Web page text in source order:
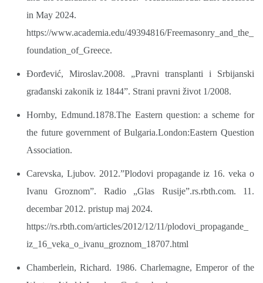
in May 2024.
https://www.academia.edu/49394816/Freemasonry_and_the_
foundation_of_Greece.
Đorđević, Miroslav.2008. „Pravni transplanti i Srbijanski
građanski zakonik iz 1844”. Strani pravni život 1/2008.
Hornby, Edmund.1878.The Eastern question: a scheme for
the future government of Bulgaria.London:Eastern Question
Association.
Carevska, Ljubov. 2012.”Plodovi propagande iz 16. veka o
Ivanu Groznom”. Radio „Glas Rusije”.rs.rbth.com. 11.
decembar 2012. pristup maj 2024.
https://rs.rbth.com/articles/2012/12/11/plodovi_propagande_
iz_16_veka_o_ivanu_groznom_18707.html
Chamberlein, Richard. 1986. Charlemagne, Emperor of the